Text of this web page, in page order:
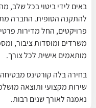
באים לידי ביטוי בכל שלב,
להתקנה הסופית. החברה
פרויקטים, החל מדירות
משרדים ומוסדות ציבור,
מותאמים אישית לכל צורך.
בחירה בלה קורטינס
שירות מקצועי ותוצאה
נאמנה לאורך שנים רבות.